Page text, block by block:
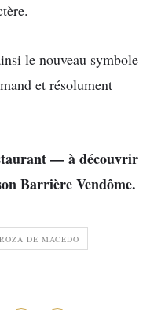
le nouveau symbole
et résolument
— à découvrir
Barrière Vendôme.
DE MACEDO